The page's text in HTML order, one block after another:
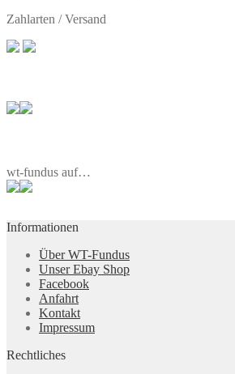
Zahlarten / Versand
wt-fundus auf…
Informationen
Über WT-Fundus
Unser Ebay Shop
Facebook
Anfahrt
Kontakt
Impressum
Rechtliches